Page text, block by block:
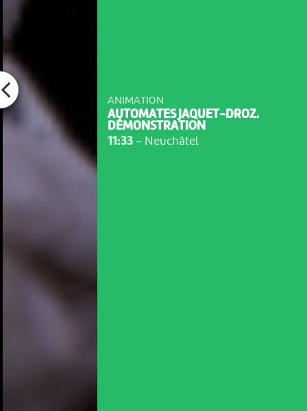
ANIMATION
AUTOMATES JAQUET-DROZ.
DÉMONSTRATION
11:33- Neuchâtel